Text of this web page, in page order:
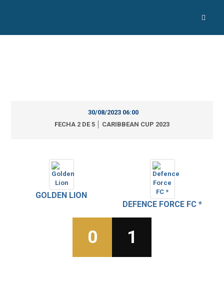
30/08/2023 06:00
FECHA 2 DE 5 │ CARIBBEAN CUP 2023
GOLDEN LION
DEFENCE FORCE FC *
0 1